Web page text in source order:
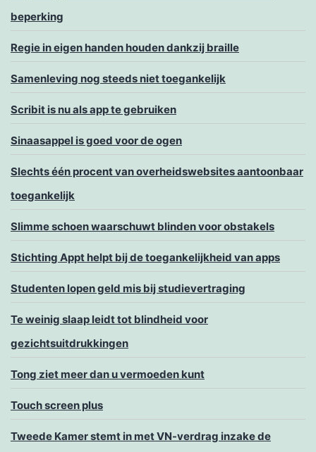
beperking
Regie in eigen handen houden dankzij braille
Samenleving nog steeds niet toegankelijk
Scribit is nu als app te gebruiken
Sinaasappel is goed voor de ogen
Slechts één procent van overheidswebsites aantoonbaar
toegankelijk
Slimme schoen waarschuwt blinden voor obstakels
Stichting Appt helpt bij de toegankelijkheid van apps
Studenten lopen geld mis bij studievertraging
Te weinig slaap leidt tot blindheid voor
gezichtsuitdrukkingen
Tong ziet meer dan u vermoeden kunt
Touch screen plus
Tweede Kamer stemt in met VN-verdrag inzake de